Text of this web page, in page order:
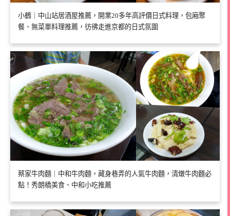
小鶴｜中山站居酒屋推薦，開業20多年高評價日式料理，包廂聚
餐、無菜單料理推薦，彷彿走進京都的日式氛圍
蔡家牛肉麵｜中和牛肉麵，藏身巷弄的人氣牛肉麵，清燉牛肉麵必
點！秀朗橋美食、中和小吃推薦